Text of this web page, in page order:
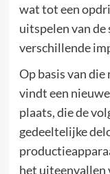
wat tot een
uitspelen van de
verschillende
Op basis van
vindt een
plaats, die de
gedeeltelijke
het uiteenvallen